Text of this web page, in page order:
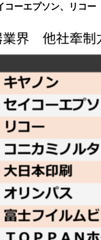
コーエプソン、リコー